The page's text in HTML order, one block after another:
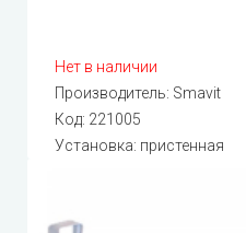
Нет в наличии
Производитель: Smavit
Код: 221005
Установка: пристенная